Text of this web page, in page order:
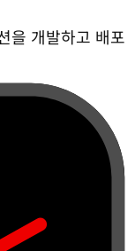
을 개발하고 배포